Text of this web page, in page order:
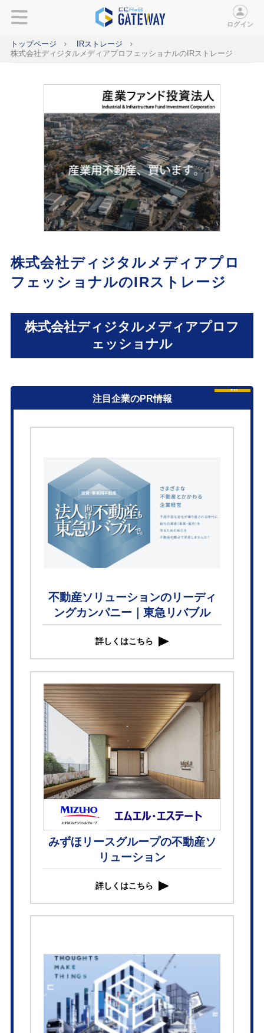
ログイン
トップページ
IRストレージ
株式会社ディジタルメディアプロフェッショナルのIRストレージ
株式会社ディジタルメディアプロ
フェッショナルのIRストレージ
株式会社ディジタルメディアプロフ
ェッショナル
注目企業のPR情報
PR
不動産ソリューションのリーディ
ングカンパニー｜東急リバブル
詳しくはこちら
みずほリースグループの不動産ソ
リューション
詳しくはこちら